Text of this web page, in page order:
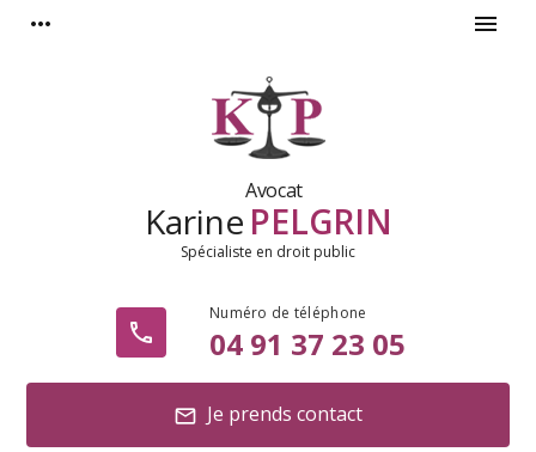
more_horiz menu
Avocat
Karine PELGRIN
Spécialiste en droit public
phone 04 91 37 23 05
mail Je prends contact